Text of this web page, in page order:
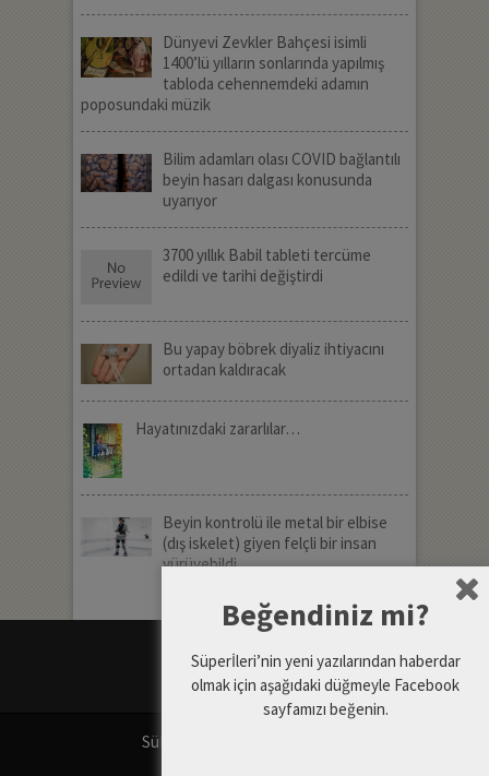
Dünyevi Zevkler Bahçesi isimli
1400’lü yılların sonlarında yapılmış
tabloda cehennemdeki adamın
poposundaki müzik
Bilim adamları olası COVID bağlantılı
beyin hasarı dalgası konusunda
uyarıyor
3700 yıllık Babil tableti tercüme
edildi ve tarihi değiştirdi
Bu yapay böbrek diyaliz ihtiyacını
ortadan kaldıracak
Hayatınızdaki zararlılar…
Beyin kontrolü ile metal bir elbise
(dış iskelet) giyen felçli bir insan
yürüyebildi
SüPERiLERi
Beğendiniz mi?
Süperİleri’nin yeni yazılarından haberdar
olmak için aşağıdaki düğmeyle Facebook
sayfamızı beğenin.